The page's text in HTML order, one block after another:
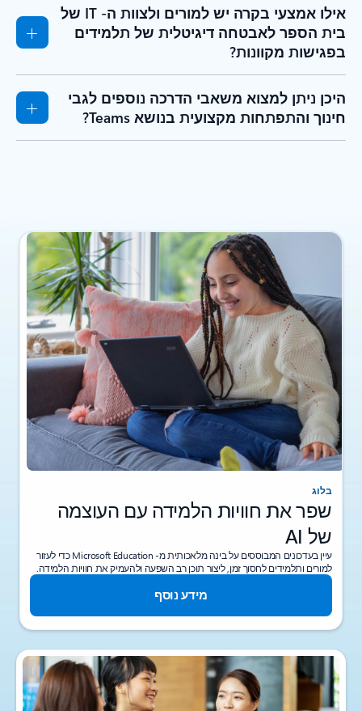
אילו אמצעי בקרה יש למורים ולצוות ה- IT של
בית הספר לאבטחה דיגיטלית של תלמידים
בפגישות מקוונות?
היכן ניתן למצוא משאבי הדרכה נוספים לגבי
חינוך והתפתחות מקצועית בנושא Teams?
בלוג
שפר את חוויות הלמידה עם העוצמה
של AI
עיין בעדכונים המבוססים על בינה מלאכותית מ- Microsoft Education כדי לעזור
למורים ותלמידים לחסוך זמן, ליצור תוכן רב השפעה ולהעמיק את חוויות הלמידה.
מידע נוסף